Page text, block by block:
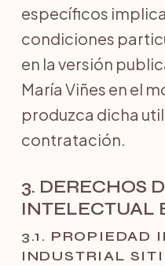
específicos
condiciones
en la versión
María Viñes en el
produzca dicha
contratación.
3. DERECHOS
INTELECTUAL
3.1. PROPIEDAD
INDUSTRIAL